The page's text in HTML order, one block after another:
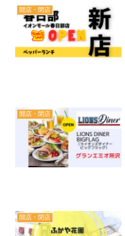
開店・閉店
開店・閉店
開店・閉店